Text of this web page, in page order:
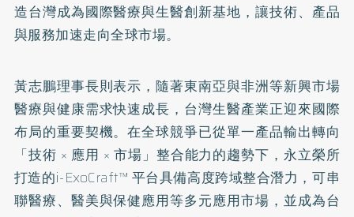
造台灣成為國際醫療與生醫創新基地，讓技術、產品
與服務加速走向全球市場。
黃志鵬理事長則表示，隨著東南亞與非洲等新興市場
醫療與健康需求快速成長，台灣生醫產業正迎來國際
布局的重要契機。在全球競爭已從單一產品輸出轉向
「技術 × 應用 × 市場」整合能力的趨勢下，永立榮所
打造的i-ExoCraft™ 平台具備高度跨域整合潛力，可串
聯醫療、醫美與保健應用等多元應用市場，並成為台